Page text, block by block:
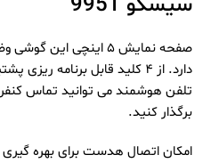
سیسکو 9951
صفحه نمایش ۵ اینچی
دارد. از ۴ کلید قابل برنامه
تلفن هوشمند می توانید تماس
برگذار کنید.
امکان اتصال هدست برای بهره گیری